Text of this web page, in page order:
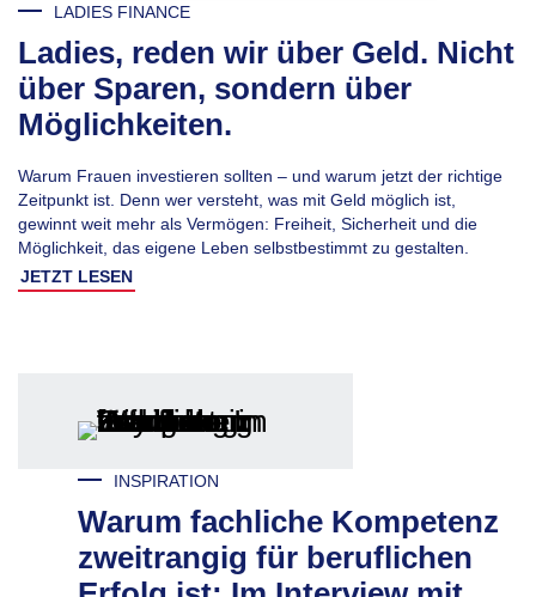
LADIES FINANCE
Ladies, reden wir über Geld. Nicht
über Sparen, sondern über
Möglichkeiten.
Warum Frauen investieren sollten – und warum jetzt der richtige
Zeitpunkt ist. Denn wer versteht, was mit Geld möglich ist,
gewinnt weit mehr als Vermögen: Freiheit, Sicherheit und die
Möglichkeit, das eigene Leben selbstbestimmt zu gestalten.
JETZT LESEN
INSPIRATION
Warum fachliche Kompetenz
zweitrangig für beruflichen